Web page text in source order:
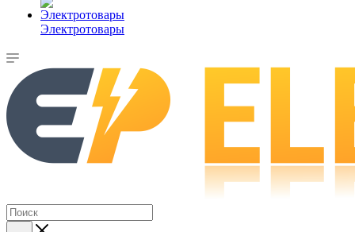
Электротовары